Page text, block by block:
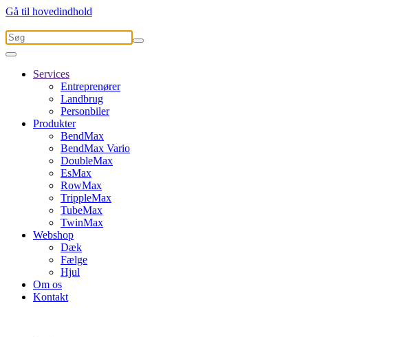
Gå til hovedindhold
Services
Entreprenører
Landbrug
Personbiler
Produkter
BendMax
BendMax Vario
DoubleMax
EsMax
RowMax
TrippleMax
TubeMax
TwinMax
Webshop
Dæk
Fælge
Hjul
Om os
Kontakt